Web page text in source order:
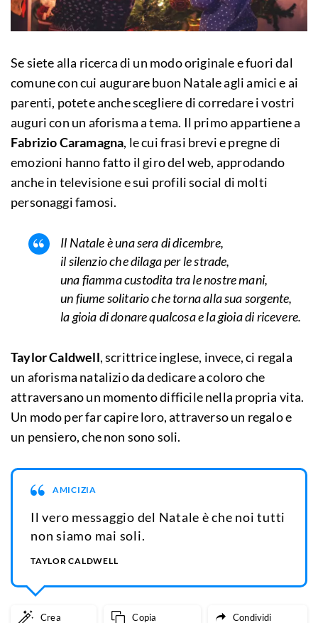
Se siete alla ricerca di un modo originale e fuori dal
comune con cui augurare buon Natale agli amici e ai
parenti, potete anche scegliere di corredare i vostri
auguri con un aforisma a tema. Il primo appartiene a
Fabrizio Caramagna, le cui frasi brevi e pregne di
emozioni hanno fatto il giro del web, approdando
anche in televisione e sui profili social di molti
personaggi famosi.
Il Natale è una sera di dicembre,
il silenzio che dilaga per le strade,
una fiamma custodita tra le nostre mani,
un fiume solitario che torna alla sua sorgente,
la gioia di donare qualcosa e la gioia di ricevere.
Taylor Caldwell, scrittrice inglese, invece, ci regala
un aforisma natalizio da dedicare a coloro che
attraversano un momento difficile nella propria vita.
Un modo per far capire loro, attraverso un regalo e
un pensiero, che non sono soli.
AMICIZIA
Il vero messaggio del Natale è che noi tutti
non siamo mai soli.
TAYLOR CALDWELL
Crea Copia Condividi